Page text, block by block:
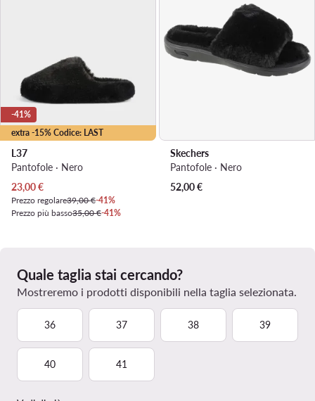
extra -15% Codice: LAST
-41%
L37
Pantofole · Nero
Prezzo attuale
23,00€
Prezzo regolare39,00 €-41%
Prezzo più basso35,00 €-41%
Skechers
Pantofole · Nero
52,00€
Quale taglia stai cercando?
Mostreremo i prodotti disponibili nella taglia selezionata.
36 37 38 39
40 41